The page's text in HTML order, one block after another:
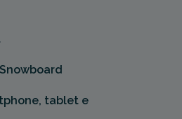
tablet e